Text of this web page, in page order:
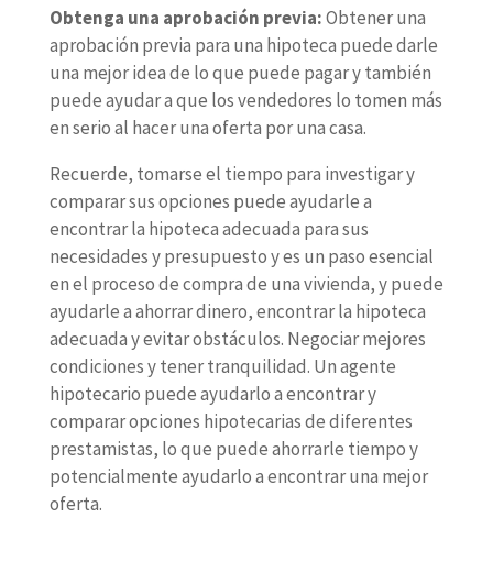
Obtenga una aprobación previa:Obtener una
aprobación previa para una hipoteca puede darle
una mejor idea de lo que puede pagar y también
puede ayudar a que los vendedores lo tomen más
en serio al hacer una oferta por una casa.
Recuerde, tomarse el tiempo para investigar y
comparar sus opciones puede ayudarle a
encontrar la hipoteca adecuada para sus
necesidades y presupuesto y es un paso esencial
en el proceso de compra de una vivienda, y puede
ayudarle a ahorrar dinero, encontrar la hipoteca
adecuada y evitar obstáculos. Negociar mejores
condiciones y tener tranquilidad. Un agente
hipotecario puede ayudarlo a encontrar y
comparar opciones hipotecarias de diferentes
prestamistas, lo que puede ahorrarle tiempo y
potencialmente ayudarlo a encontrar una mejor
oferta.